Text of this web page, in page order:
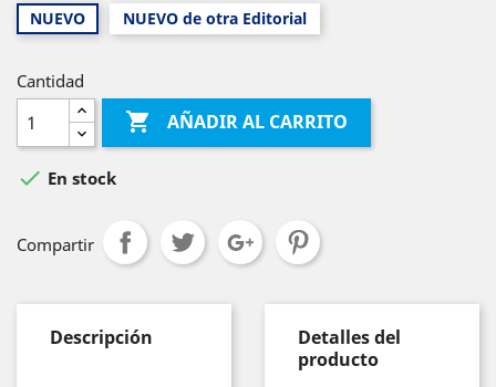
NUEVO NUEVO de otra Editorial
Cantidad
 AÑADIR AL CARRITO
 En stock
Compartir
Descripción
Detalles del
producto